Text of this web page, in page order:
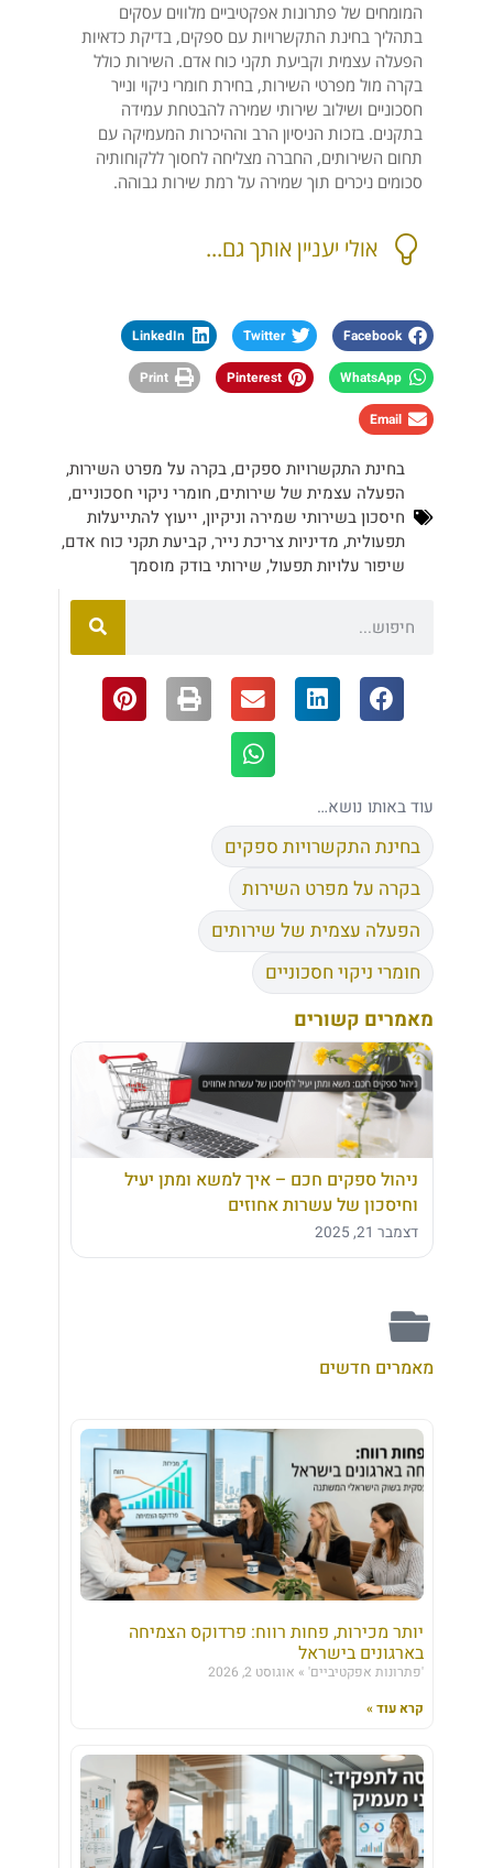
עוד באותו נושא…
בחינת התקשרויות ספקים
בקרה על מפרט השירות
הפעלה עצמית של שירותים
חומרי ניקוי חסכוניים
מאמרים קשורים
ניהול ספקים חכם – איך למשא ומתן יעיל
וחיסכון של עשרות אחוזים
דצמבר 21, 2025
מאמרים חדשים
יותר מכירות, פחות רווח: פרדוקס הצמיחה
בארגונים בישראל
'פתרונות אפקטיביים'
אוגוסט 2, 2026
קרא עוד »
המומחים של פתרונות אפקטיביים מלווים עסקים
בתהליך בחינת התקשרויות עם ספקים, בדיקת כדאיות
הפעלה עצמית וקביעת תקני כוח אדם. השירות כולל
בקרה מול מפרטי השירות, בחירת חומרי ניקוי ונייר
חסכוניים ושילוב שירותי שמירה להבטחת עמידה
בתקנים. בזכות הניסיון הרב וההיכרות המעמיקה עם
תחום השירותים, החברה מצליחה לחסוך ללקוחותיה
סכומים ניכרים תוך שמירה על רמת שירות גבוהה.
אולי יעניין אותך גם...
Facebook
Twitter
LinkedIn
WhatsApp
Pinterest
Print
Email
בחינת התקשרויות ספקים,בקרה על מפרט השירות,
הפעלה עצמית של שירותים, חומרי ניקוי חסכוניים,
חיסכון בשירותי שמירה וניקיון, ייעוץ להתייעלות
תפעולית, מדיניות צריכת נייר, קביעת תקני כוח אדם,
שיפור עלויות תפעול, שירותי בודק מוסמך